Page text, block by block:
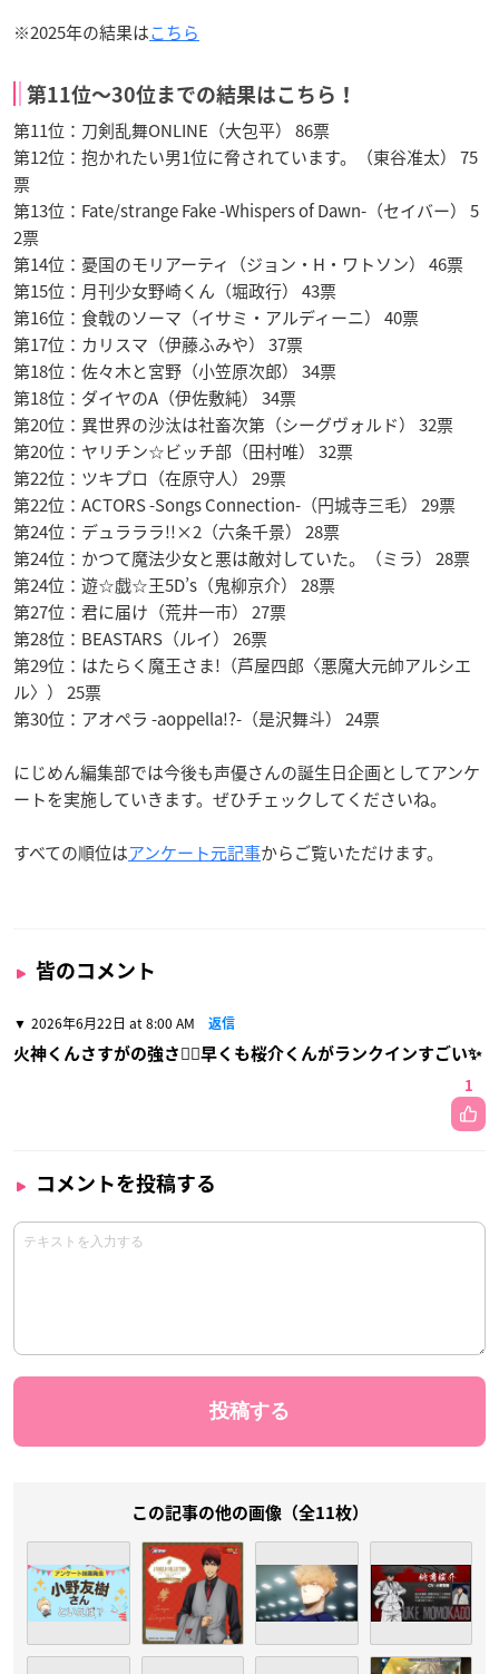
※2025年の結果はこちら
第11位〜30位までの結果はこちら！
第11位：刀剣乱舞ONLINE（大包平） 86票
第12位：抱かれたい男1位に脅されています。（東谷准太） 75
票
第13位：Fate/strange Fake -Whispers of Dawn-（セイバー） 5
2票
第14位：憂国のモリアーティ（ジョン・H・ワトソン） 46票
第15位：月刊少女野崎くん（堀政行） 43票
第16位：食戟のソーマ（イサミ・アルディーニ） 40票
第17位：カリスマ（伊藤ふみや） 37票
第18位：佐々木と宮野（小笠原次郎） 34票
第18位：ダイヤのA（伊佐敷純） 34票
第20位：異世界の沙汰は社畜次第（シーグヴォルド） 32票
第20位：ヤリチン☆ビッチ部（田村唯） 32票
第22位：ツキプロ（在原守人） 29票
第22位：ACTORS -Songs Connection-（円城寺三毛） 29票
第24位：デュラララ!!×2（六条千景） 28票
第24位：かつて魔法少女と悪は敵対していた。（ミラ） 28票
第24位：遊☆戯☆王5D’s（鬼柳京介） 28票
第27位：君に届け（荒井一市） 27票
第28位：BEASTARS（ルイ） 26票
第29位：はたらく魔王さま!（芦屋四郎〈悪魔大元帥アルシエ
ル〉） 25票
第30位：アオペラ -aoppella!?-（是沢舞斗） 24票
にじめん編集部では今後も声優さんの誕生日企画としてアンケ
ートを実施していきます。ぜひチェックしてくださいね。
すべての順位はアンケート元記事からご覧いただけます。
皆のコメント
2026年6月22日 at 8:00 AM 返信
火神くんさすがの強さ❤️‍🔥早くも桜介くんがランクインすごい✨
1
コメントを投稿する
この記事の他の画像（全11枚）